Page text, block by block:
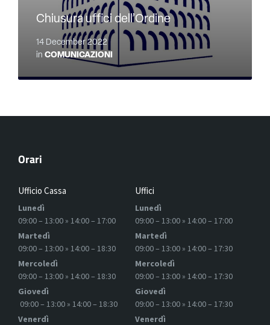
Chiusura uffici dell’Ordine
14 December 2022
in COMUNICAZIONI
Orari
Ufficio Cassa
Lunedì
09:00 – 13:00 » 14:00 – 17:00
Martedì
09:00 – 13:00 » 14:00 – 18:30
Mercoledì
09:00 – 13:00 » 14:00 – 18:30
Giovedì
09:00 – 13:00 » 14:00 – 18:30
Venerdì
Uffici
Lunedì
09:00 – 13:00 » 14:00 – 17:00
Martedì
09:00 – 13:00 » 14:00 – 17:30
Mercoledì
09:00 – 13:00 » 14:00 – 17:30
Giovedì
09:00 – 13:00 » 14:00 – 17:30
Venerdì